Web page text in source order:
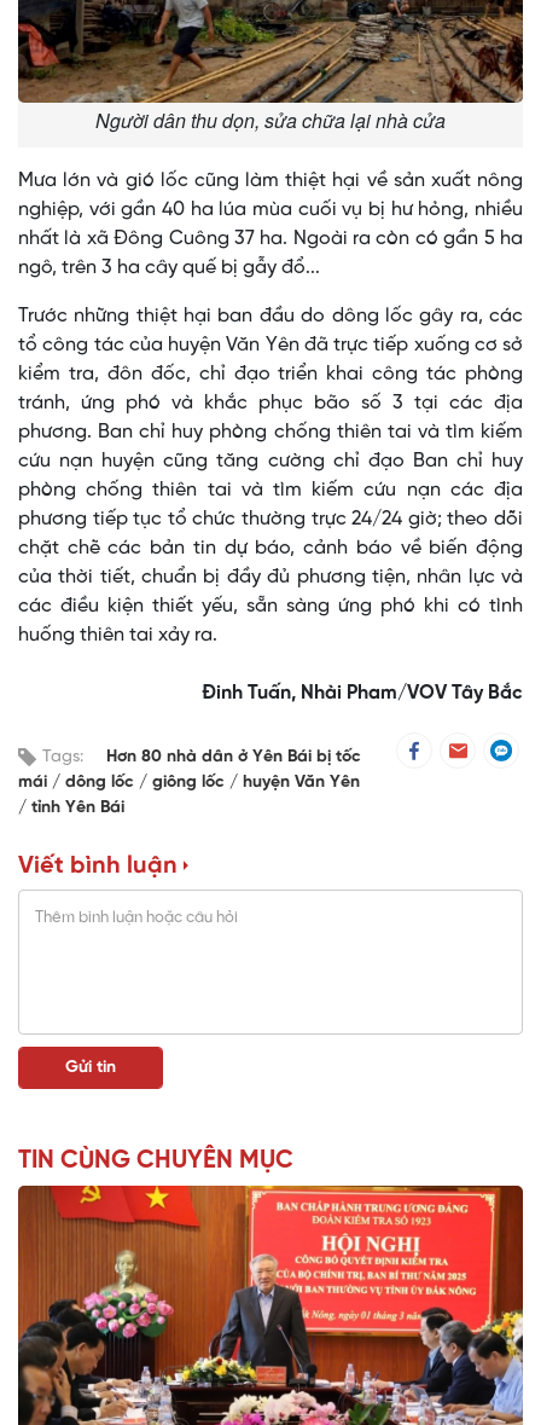
Người dân thu dọn, sửa chữa lại nhà cửa
Mưa lớn và gió lốc cũng làm thiệt hại về sản xuất nông
nghiệp, với gần 40 ha lúa mùa cuối vụ bị hư hỏng, nhiều
nhất là xã Đông Cuông 37 ha. Ngoài ra còn có gần 5 ha
ngô, trên 3 ha cây quế bị gẫy đổ...
Trước những thiệt hại ban đầu do dông lốc gây ra, các
tổ công tác của huyện Văn Yên đã trực tiếp xuống cơ sở
kiểm tra, đôn đốc, chỉ đạo triển khai công tác phòng
tránh, ứng phó và khắc phục bão số 3 tại các địa
phương. Ban chỉ huy phòng chống thiên tai và tìm kiếm
cứu nạn huyện cũng tăng cường chỉ đạo Ban chỉ huy
phòng chống thiên tai và tìm kiếm cứu nạn các địa
phương tiếp tục tổ chức thường trực 24/24 giờ; theo dõi
chặt chẽ các bản tin dự báo, cảnh báo về biến động
của thời tiết, chuẩn bị đầy đủ phương tiện, nhân lực và
các điều kiện thiết yếu, sẵn sàng ứng phó khi có tình
huống thiên tai xảy ra.
Đinh Tuấn, Nhài Pham/VOV Tây Bắc
Tags:
Hơn 80 nhà dân ở Yên Bái bị tốc
mái
dông lốc giông lốc
huyện Văn Yên
tỉnh Yên Bái
Viết bình luận
TIN CÙNG CHUYÊN MỤC